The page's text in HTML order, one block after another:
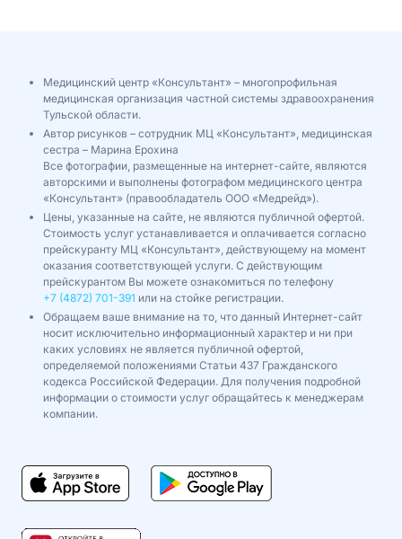
Медицинский центр «Консультант» – многопрофильная
медицинская организация частной системы здравоохранения
Тульской области.
Автор рисунков – сотрудник МЦ «Консультант», медицинская
сестра – Марина Ерохина
Все фотографии, размещенные на интернет-сайте, являются
авторскими и выполнены фотографом медицинского центра
«Консультант» (правообладатель ООО «Медрейд»).
Цены, указанные на сайте, не являются публичной офертой.
Стоимость услуг устанавливается и оплачивается согласно
прейскуранту МЦ «Консультант», действующему на момент
оказания соответствующей услуги. С действующим
прейскурантом Вы можете ознакомиться по телефону
+7 (4872) 701-391 или на стойке регистрации.
Обращаем ваше внимание на то, что данный Интернет-сайт
носит исключительно информационный характер и ни при
каких условиях не является публичной офертой,
определяемой положениями Статьи 437 Гражданского
кодекса Российской Федерации. Для получения подробной
информации о стоимости услуг обращайтесь к менеджерам
компании.